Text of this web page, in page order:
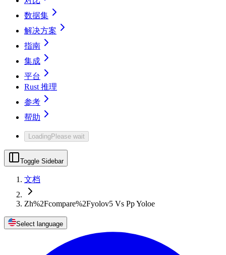
数据集
解决方案
指南
集成
平台
Rust 推理
参考
帮助
LoadingPlease wait
Toggle Sidebar
文档
Zh%2Fcompare%2Fyolov5 Vs Pp Yoloe
Select language